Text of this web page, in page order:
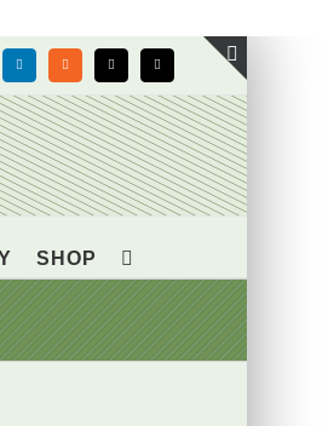
LinkedIn Rss X Email
SHOP
Toggle
area
barra
scorrevole